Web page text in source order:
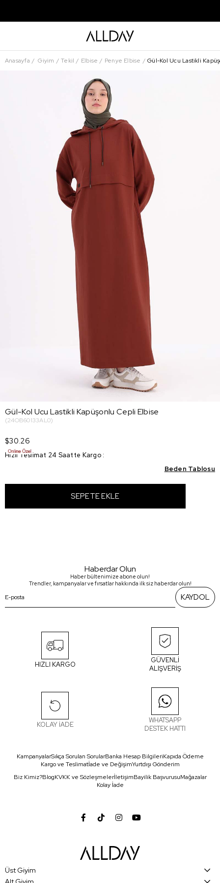
Anasayfa Giyim Tekil Elbise Penye Elbise Gül-Kol Ucu Lastikli
Gül-Kol Ucu Lastikli Kapüşonlu Cepli Elbise
(24OB60133AL0)
$30.26
Hızlı Teslimat 24 Saatte Kargo :
Beden Tablosu
Haberdar Olun
Haber bültenimize abone olun!
Trendler, kampanyalar ve fırsatlar hakkında ilk siz haberdar olun!
KAYDOL
HIZLI KARGO
GÜVENLİ
ALIŞVERİŞ
KOLAY İADE
WHATSAPP
DESTEK HATTI
KampanyalarSıkça Sorulan SorularBanka Hesap BilgileriKapıda Ödeme
Kargo ve Teslimatİade ve DeğişimYurtdışı Gönderim
Biz Kimiz?BlogKVKK ve SözleşmelerİletişimBayilik BaşvurusuMağazalar
Kolay İade
Üst Giyim